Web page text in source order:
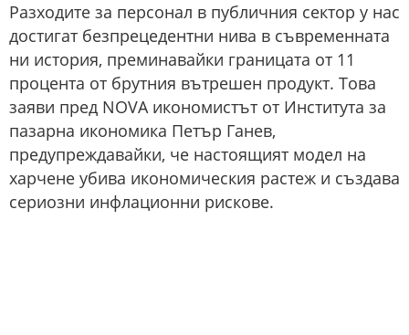
Разходите за персонал в публичния сектор у нас
достигат безпрецедентни нива в съвременната
ни история, преминавайки границата от 11
процента от брутния вътрешен продукт. Това
заяви пред NOVA икономистът от Института за
пазарна икономика Петър Ганев,
предупреждавайки, че настоящият модел на
харчене убива икономическия растеж и създава
сериозни инфлационни рискове.